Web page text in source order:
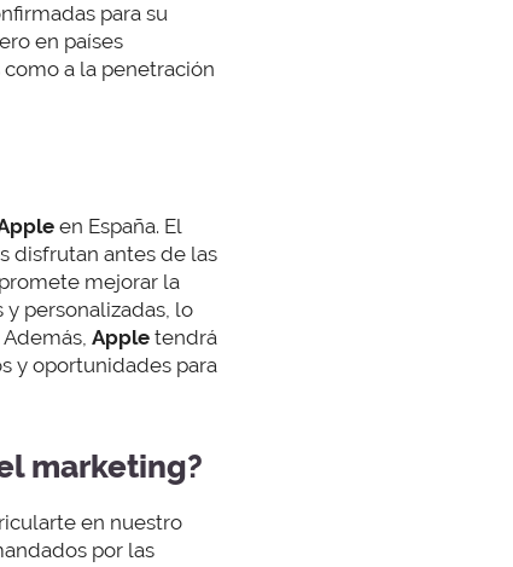
para su
en países
a la penetración
en España. El
disfrutan antes de las
mejorar la
y personalizadas, lo
Apple tendrá
y oportunidades para
marketing?
en nuestro
por las